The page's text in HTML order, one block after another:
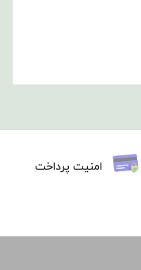
امنیت پرداخت